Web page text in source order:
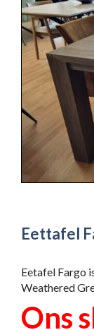
Eettafel
Eetafel Fargo
Weathered
Ons